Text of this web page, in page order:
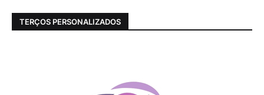
TERÇOS PERSONALIZADOS